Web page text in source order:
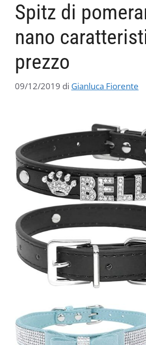
Spitz di
nano
prezzo
09/12/2019 di Gianluca Fiorente